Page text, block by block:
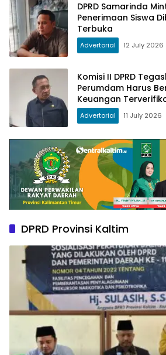
DPRD Samarinda
Penerimaan Siswa
Terbuka
Advertorial 12 July 2026
Komisi II DPRD
Perumdam Harus
Keuangan
Advertorial 11 July 2026
DPRD Provinsi Kaltim